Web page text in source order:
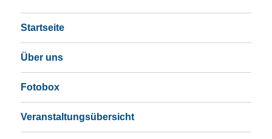
Startseite
Über uns
Fotobox
Veranstaltungsübersicht